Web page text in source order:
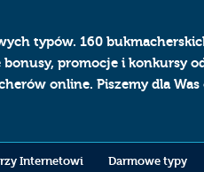
typów. 160
bonusy, promocje i konkursy
online. Piszemy dla
Internetowi Darmowe typy